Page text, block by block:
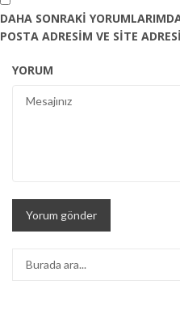
DAHA SONRAKI
POSTA ADRESIM VE SITE
YORUM
Arama: